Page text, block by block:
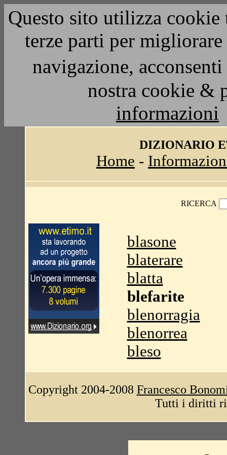
Questo sito utilizza
terze parti per
navigazione,
nostra cookie &
informazioni
DIZIONARIO
Home -
RICERCA
blasone
blaterare
blatta
blefarite
blenorragia
blenorrea
bleso
Copyright 2004-2008 Francesco
Tutti i diritti